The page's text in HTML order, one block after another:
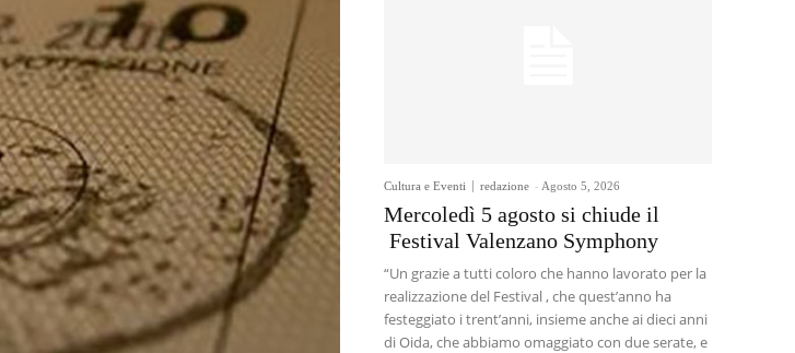
Cultura e Eventi redazione - Agosto 5, 2026
Mercoledì 5 agosto si chiude il
Festival Valenzano Symphony
“Un grazie a tutti coloro che hanno lavorato per la
realizzazione del Festival , che quest’anno ha
festeggiato i trent’anni, insieme anche ai dieci anni
di Oida, che abbiamo omaggiato con due serate, e